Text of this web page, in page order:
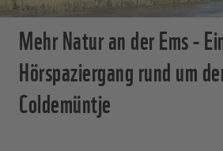
Mehr Natur an der Ems -
Hörspaziergang rund um
Coldemüntje